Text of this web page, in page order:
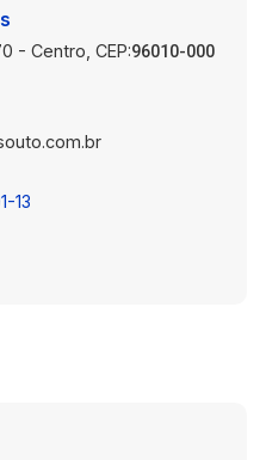
transporte
farmácias, restaurantes
conforto,
- Centro, CEP:96010-000
13